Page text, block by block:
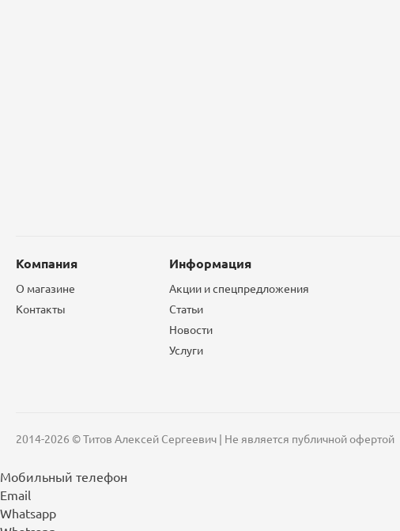
Компания
О магазине
Контакты
Информация
Акции и спецпредложения
Статьи
Новости
Услуги
2014-2026 © Титов Алексей Сергеевич | Не является публичной офертой
Мобильный телефон
Email
Whatsapp